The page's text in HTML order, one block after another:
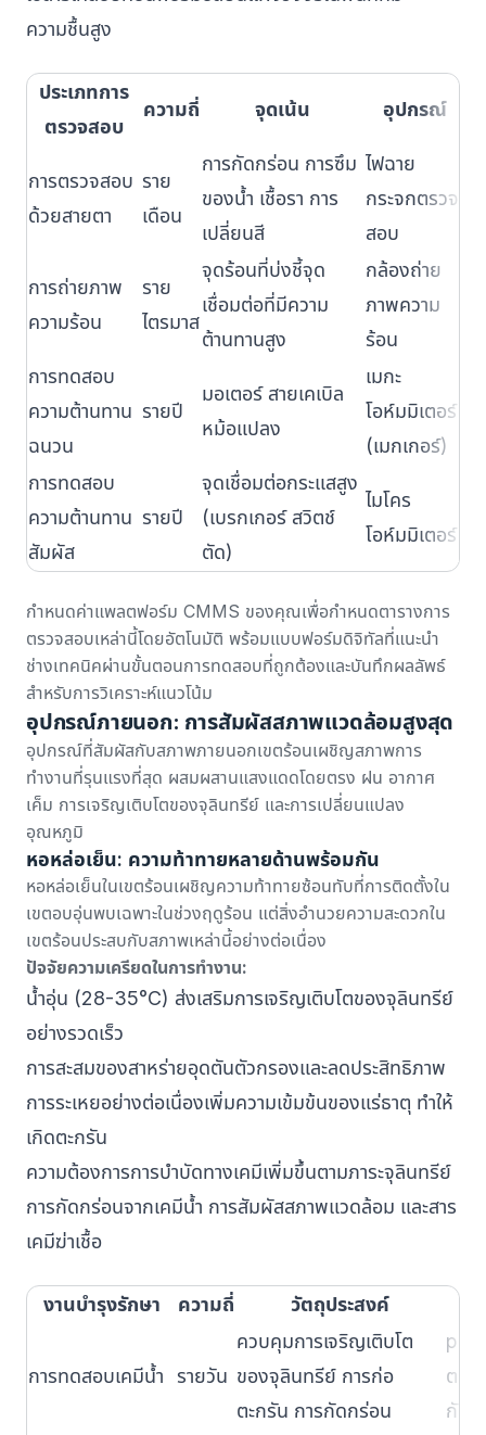
ความชื้นสูง
ประเภทการ
ตรวจสอบ
ความถี่ จุดเน้น อุปกรณ์
การตรวจสอบ
ด้วยสายตา
ราย
เดือน
การกัดกร่อน การซึม
ของน้ำ เชื้อรา การ
เปลี่ยนสี
ไฟฉาย
กระจกตรวจ
สอบ
การถ่ายภาพ
ความร้อน
ราย
ไตรมาส
จุดร้อนที่บ่งชี้จุด
เชื่อมต่อที่มีความ
ต้านทานสูง
กล้องถ่าย
ภาพความ
ร้อน
การทดสอบ
ความต้านทาน
ฉนวน
รายปี
มอเตอร์ สายเคเบิล
หม้อแปลง
เมกะ
โอห์มมิเตอร์
(เมกเกอร์)
การทดสอบ
ความต้านทาน
สัมผัส
รายปี
จุดเชื่อมต่อกระแสสูง
(เบรกเกอร์ สวิตช์
ตัด)
ไมโคร
โอห์มมิเตอร์
กำหนดค่าแพลตฟอร์ม CMMS ของคุณเพื่อกำหนดตารางการ
ตรวจสอบเหล่านี้โดยอัตโนมัติ พร้อมแบบฟอร์มดิจิทัลที่แนะนำ
ช่างเทคนิคผ่านขั้นตอนการทดสอบที่ถูกต้องและบันทึกผลลัพธ์
สำหรับการวิเคราะห์แนวโน้ม
อุปกรณ์ภายนอก: การสัมผัสสภาพแวดล้อมสูงสุด
อุปกรณ์ที่สัมผัสกับสภาพภายนอกเขตร้อนเผชิญสภาพการ
ทำงานที่รุนแรงที่สุด ผสมผสานแสงแดดโดยตรง ฝน อากาศ
เค็ม การเจริญเติบโตของจุลินทรีย์ และการเปลี่ยนแปลง
อุณหภูมิ
หอหล่อเย็น: ความท้าทายหลายด้านพร้อมกัน
หอหล่อเย็นในเขตร้อนเผชิญความท้าทายซ้อนทับที่การติดตั้งใน
เขตอบอุ่นพบเฉพาะในช่วงฤดูร้อน แต่สิ่งอำนวยความสะดวกใน
เขตร้อนประสบกับสภาพเหล่านี้อย่างต่อเนื่อง
ปัจจัยความเครียดในการทำงาน:
น้ำอุ่น (28-35°C) ส่งเสริมการเจริญเติบโตของจุลินทรีย์
อย่างรวดเร็ว
การสะสมของสาหร่ายอุดตันตัวกรองและลดประสิทธิภาพ
การระเหยอย่างต่อเนื่องเพิ่มความเข้มข้นของแร่ธาตุ ทำให้
เกิดตะกรัน
ความต้องการการบำบัดทางเคมีเพิ่มขึ้นตามภาระจุลินทรีย์
การกัดกร่อนจากเคมีน้ำ การสัมผัสสภาพแวดล้อม และสาร
เคมีฆ่าเชื้อ
งานบำรุงรักษา ความถี่ วัตถุประสงค์
การทดสอบเคมีน้ำ รายวัน
ควบคุมการเจริญเติบโต
ของจุลินทรีย์ การก่อ
ตะกรัน การกัดกร่อน
pH,
ตกค้
กัดก